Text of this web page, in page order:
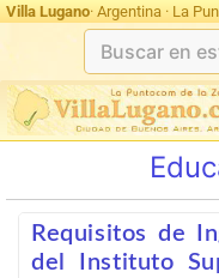
Villa Lugano· Argentina · La
Requisitos de
del Instituto